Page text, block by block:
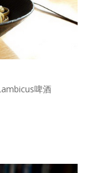
啤酒